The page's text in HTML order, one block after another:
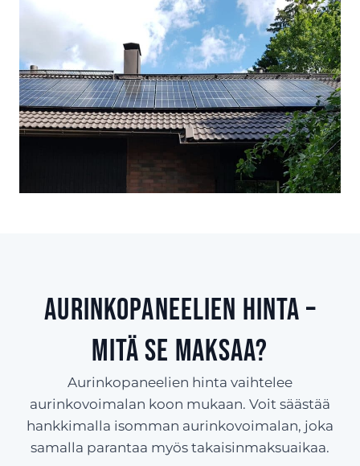
Aurinkopaneelien hinta –
Mitä se maksaa?
Aurinkopaneelien hinta vaihtelee
aurinkovoimalan koon mukaan. Voit säästää
hankkimalla isomman aurinkovoimalan, joka
samalla parantaa myös takaisinmaksuaikaa.